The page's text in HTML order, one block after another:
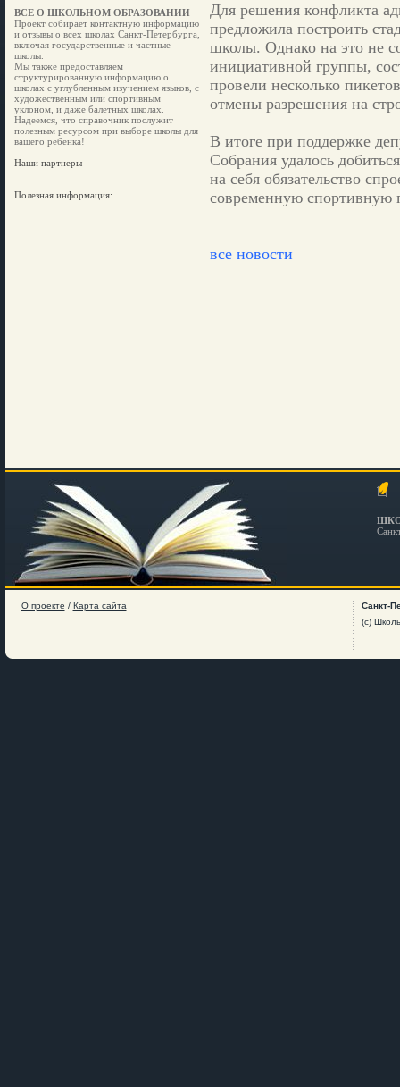
ВСЕ О ШКОЛЬНОМ ОБРАЗОВАНИИ
Проект собирает контактную информацию
и отзывы о всех школах Санкт-Петербурга,
включая государственные и частные
школы.
Мы также предоставляем
структурированную информацию о
школах с углубленным изучением языков, с
художественным или спортивным
уклоном, и даже балетных школах.
Надеемся, что справочник послужит
полезным ресурсом при выборе школы для
вашего ребенка!
Наши партнеры
Полезная информация:
Для решения конфликта
предложила построить
школы. Однако на это не
инициативной группы,
провели несколько
отмены разрешения на
В итоге при поддержке
Собрания удалось
на себя обязательство
современную спортивную
все новости
О проекте / Карта сайта
Санкт-
(c)